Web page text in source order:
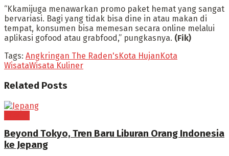
“Kkamijuga menawarkan promo paket hemat yang sangat
bervariasi. Bagi yang tidak bisa dine in atau makan di
tempat, konsumen bisa memesan secara online melalui
aplikasi gofood atau grabfood,” pungkasnya. (Fik)
Tags: Angkringan The Raden'sKota HujanKota
WisataWisata Kuliner
Related Posts
Beyond Tokyo, Tren Baru Liburan Orang Indonesia
ke Jepang